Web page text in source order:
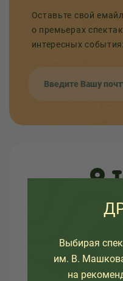
Оставьте свой
о премьерах
интересных
О
Узнайте как
так же какие
Здесь вы так же
информации об
Выбирая
им. В.
на